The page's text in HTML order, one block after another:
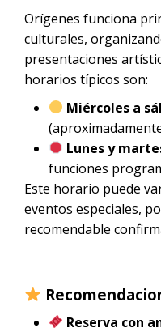
Orígenes funciona
culturales,
presentaciones
horarios típicos son:
Miércoles a
Lunes y
funciones
Este horario puede
eventos especiales,
recomendable
Reserva con